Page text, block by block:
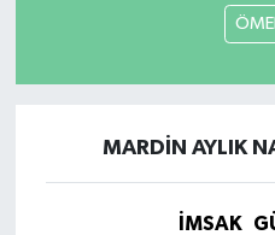
MARDİN AYLIK
İMSAK